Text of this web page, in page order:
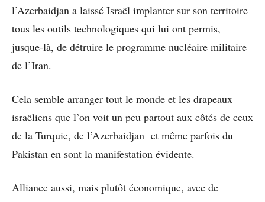
l’Azerbaidjan a laissé Israël implanter sur son territoire
tous les outils technologiques qui lui ont permis,
jusque-là, de détruire le programme nucléaire militaire
de l’Iran.
Cela semble arranger tout le monde et les drapeaux
israëliens que l’on voit un peu partout aux côtés de ceux
de la Turquie, de l’Azerbaidjan et même parfois du
Pakistan en sont la manifestation évidente.
Alliance aussi, mais plutôt économique, avec de